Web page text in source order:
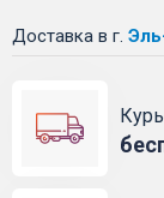
Доставка в г.